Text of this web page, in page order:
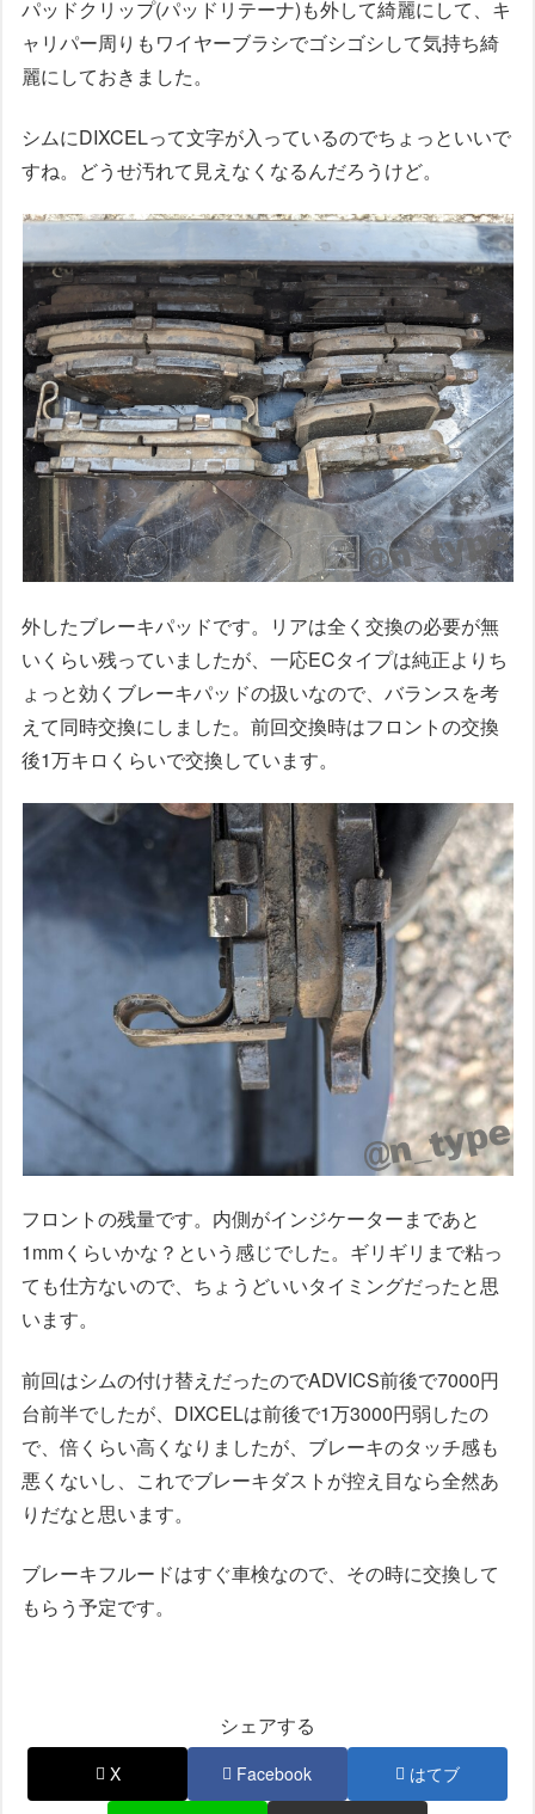
パッドクリップ(パッドリテーナ)も外して綺麗にして、キ
ャリパー周りもワイヤーブラシでゴシゴシして気持ち綺
麗にしておきました。
シムにDIXCELって文字が入っているのでちょっといいで
すね。どうせ汚れて見えなくなるんだろうけど。
外したブレーキパッドです。リアは全く交換の必要が無
いくらい残っていましたが、一応ECタイプは純正よりち
ょっと効くブレーキパッドの扱いなので、バランスを考
えて同時交換にしました。前回交換時はフロントの交換
後1万キロくらいで交換しています。
フロントの残量です。内側がインジケーターまであと
1mmくらいかな？という感じでした。ギリギリまで粘っ
ても仕方ないので、ちょうどいいタイミングだったと思
います。
前回はシムの付け替えだったのでADVICS前後で7000円
台前半でしたが、DIXCELは前後で1万3000円弱したの
で、倍くらい高くなりましたが、ブレーキのタッチ感も
悪くないし、これでブレーキダストが控え目なら全然あ
りだなと思います。
ブレーキフルードはすぐ車検なので、その時に交換して
もらう予定です。
シェアする
X Facebook はてブ